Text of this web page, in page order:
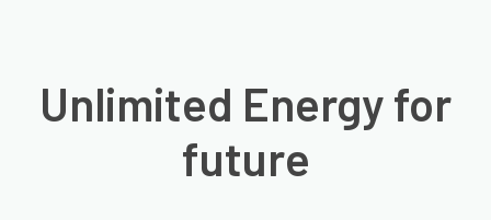
Unlimited Energy for
future